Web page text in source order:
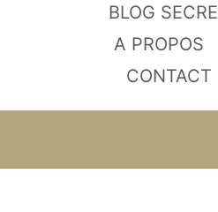
BLOG
A PROPOS
CONTACT